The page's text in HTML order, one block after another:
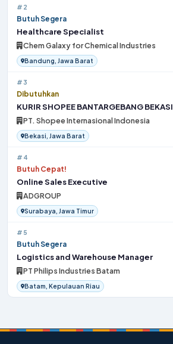
#2
Butuh Segera
Healthcare Specialist
Chem Galaxy for Chemical Industries
Bandung, Jawa Barat
#3
Dibutuhkan
KURIR SHOPEE BANTARGEBANG BEKASI
PT. Shopee Internasional Indonesia
Bekasi, Jawa Barat
#4
Butuh Cepat!
Online Sales Executive
ADGROUP
Surabaya, Jawa Timur
#5
Butuh Segera
Logistics and Warehouse Manager
PT Philips Industries Batam
Batam, Kepulauan Riau